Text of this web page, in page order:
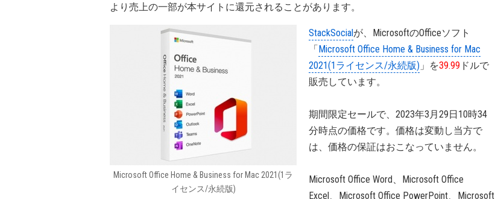
より売上の一部が本サイトに還元されることがあります。
Microsoft Office Home & Business for Mac 2021(1ラ
イセンス/永続版)
StackSocialが、MicrosoftのOfficeソフト
「Microsoft Office Home & Business for Mac
2021(1ライセンス/永続版) 」を39.99 ドルで
販売しています。
期間限定セールで、2023年3月29日10時34
分時点の価格です。価格は変動し当方で
は、価格の保証はおこなっていません。
Microsoft Office Word、Microsoft Office
Excel、Microsoft Office PowerPoint、Microsoft